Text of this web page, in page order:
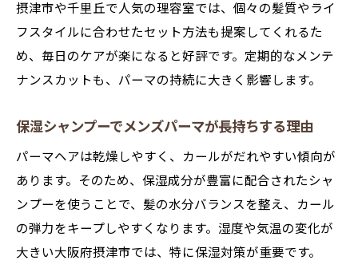
摂津市や千里丘で人気の理容室では、個々の髪質やライ
フスタイルに合わせたセット方法も提案してくれるた
め、毎日のケアが楽になると好評です。定期的なメンテ
ナンスカットも、パーマの持続に大きく影響します。
保湿シャンプーでメンズパーマが長持ちする理由
パーマヘアは乾燥しやすく、カールがだれやすい傾向が
あります。そのため、保湿成分が豊富に配合されたシャ
ンプーを使うことで、髪の水分バランスを整え、カール
の弾力をキープしやすくなります。湿度や気温の変化が
大きい大阪府摂津市では、特に保湿対策が重要です。